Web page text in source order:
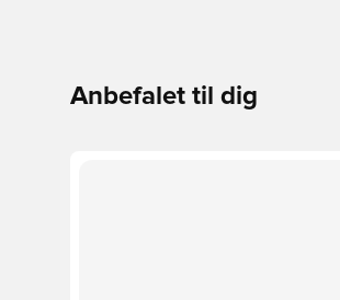
Anbefalet til dig